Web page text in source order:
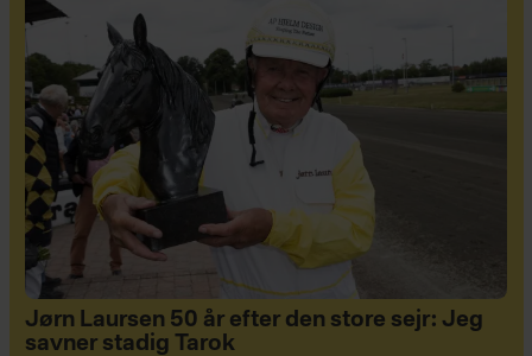
Jørn Laursen 50 år efter den store sejr: Jeg
savner stadig Tarok